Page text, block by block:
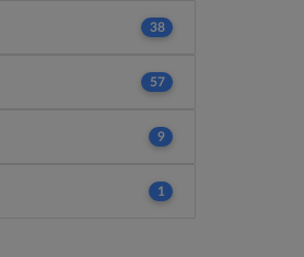
38
57
9
1